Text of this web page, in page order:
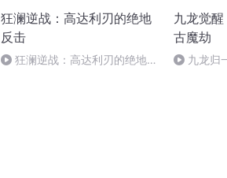
狂澜逆战：高达利刃的绝地
反击
狂澜逆战：高达利刃的绝地反
九龙觉
古魔劫
九龙归